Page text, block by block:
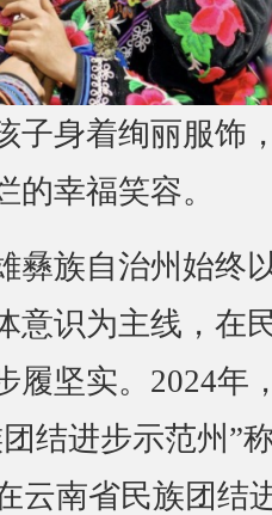
子身着绚丽服饰
的幸福笑容。
族自治州始终
意识为主线，在
履坚实。2024年
结进步示范州”
云南省民族团结